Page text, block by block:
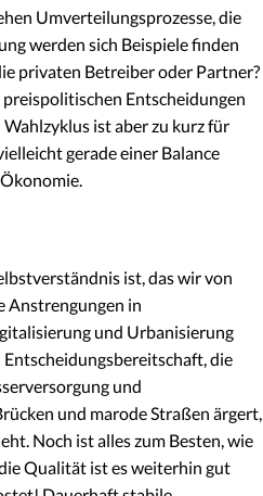
Umverteilungsprozesse, die
werden sich Beispiele finden
privaten Betreiber oder Partner?
Entscheidungen
ist aber zu kurz für
gerade einer Balance
ist, das wir von
Anstrengungen in
und Urbanisierung
die
und
und marode Straßen ärgert,
Noch ist alles zum Besten, wie
Qualität ist es weiterhin gut